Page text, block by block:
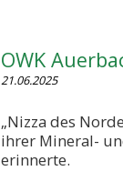
OWK
21.06.2025
„Nizza des
ihrer Mineral-
erinnerte.